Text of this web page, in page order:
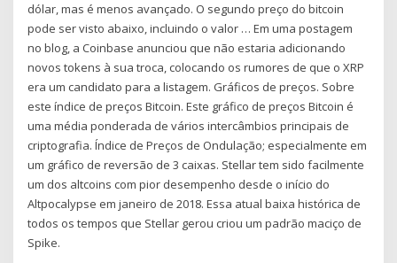
dólar, mas é menos avançado. O segundo preço do bitcoin
pode ser visto abaixo, incluindo o valor … Em uma postagem
no blog, a Coinbase anunciou que não estaria adicionando
novos tokens à sua troca, colocando os rumores de que o XRP
era um candidato para a listagem. Gráficos de preços. Sobre
este índice de preços Bitcoin. Este gráfico de preços Bitcoin é
uma média ponderada de vários intercâmbios principais de
criptografia. Índice de Preços de Ondulação; especialmente em
um gráfico de reversão de 3 caixas. Stellar tem sido facilmente
um dos altcoins com pior desempenho desde o início do
Altpocalypse em janeiro de 2018. Essa atual baixa histórica de
todos os tempos que Stellar gerou criou um padrão maciço de
Spike.